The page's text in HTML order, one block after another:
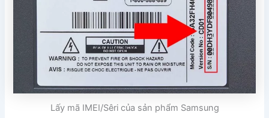
Lấy mã IMEI/Sêri của sản phẩm Samsung